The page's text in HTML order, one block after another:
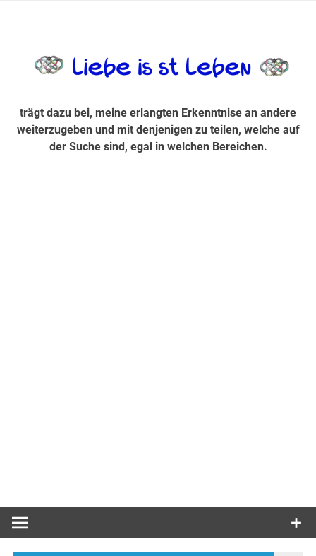
Suche sind, egal in welchen Bereichen.
trägt dazu bei, meine erlangten Erkenntnise an andere
weiterzugeben und mit denjenigen zu teilen, welche auf
der Suche sind, egal in welchen Bereichen.